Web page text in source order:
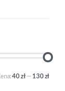
40 zł— 130 zł